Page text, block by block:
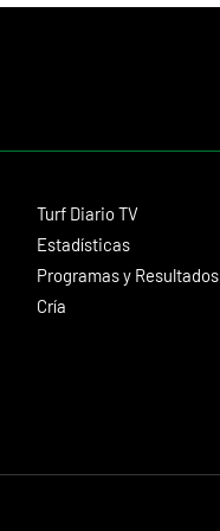
Turf Diario TV
Estadísticas
Programas y Resultados
Cría